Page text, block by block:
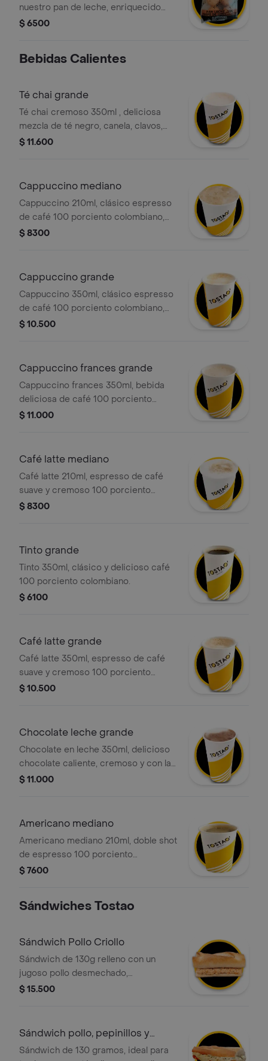
nuestro pan de leche, enriquecido
con deliciosas chispas de chocolate.
sorprender a los niños en la lonchera.
calidad artesanal de tostao.
$ 6500
Bebidas Calientes
Té chai grande
Té chai cremoso 350ml , deliciosa
mezcla de té negro, canela, clavos,
jengibre y leche deslactosada .
$ 11.600
Cappuccino mediano
Cappuccino 210ml, clásico espresso
de café 100 porciento colombiano,
con la proporción perfecta de leche
$ 8300
Cappuccino grande
Cappuccino 350ml, clásico espresso
de café 100 porciento colombiano,
con la proporción perfecta de leche
$ 10.500
Cappuccino frances grande
Cappuccino frances 350ml, bebida
deliciosa de café 100 porciento
colombiano, leche deslactosada,
experiencia sensorial placentera en
$ 11.000
Café latte mediano
Café latte 210ml, espresso de café
suave y cremoso 100 porciento
colombiano con la cantidad justa de
$ 8300
Tinto grande
Tinto 350ml, clásico y delicioso café
100 porciento colombiano.
$ 6100
Café latte grande
Café latte 350ml, espresso de café
suave y cremoso 100 porciento
colombiano con la cantidad justa de
$ 10.500
Chocolate leche grande
Chocolate en leche 350ml, delicioso
chocolate caliente, cremoso y con la
textura perfecta. preparado con leche
$ 11.000
Americano mediano
Americano mediano 210ml, doble shot
de espresso 100 porciento
colombiano, diluido con agua. sabor
$ 7600
Sándwiches Tostao
Sándwich Pollo Criollo
Sándwich de 130g relleno con un
jugoso pollo desmechado,
perfectamente sazonado al estilo
crujiente en cada mordisco.
$ 15.500
Sándwich pollo, pepinillos y
queso
Sándwich de 130 gramos, ideal para